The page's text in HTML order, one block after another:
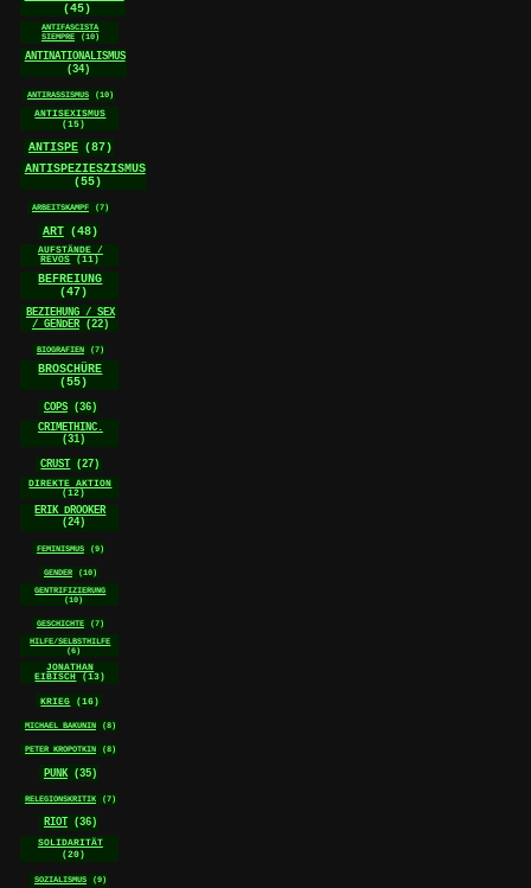
(45)
ANTIFASCISTA
SIEMPRE
(10)
ANTINATIONALISMUS
(34)
ANTIRASSISMUS (10)
ANTISEXISMUS
(15)
ANTISPE (87)
ANTISPEZIESZISMUS
(55)
ARBEITSKAMPF (7)
ART (48)
AUFSTÄNDE /
REVOS
(11)
BEFREIUNG
(47)
BEZIEHUNG / SEX
/ GENDER
(22)
BIOGRAFIEN (7)
BROSCHÜRE
(55)
COPS (36)
CRIMETHINC.
(31)
CRUST (27)
DIREKTE AKTION
(12)
ERIK DROOKER
(24)
FEMINISMUS (9)
GENDER
(10)
GENTRIFIZIERUNG
(10)
GESCHICHTE
(7)
HILFE/SELBSTHILFE
(6)
JONATHAN
EIBISCH
(13)
KRIEG (16)
MICHAEL BAKUNIN (8)
PETER KROPOTKIN (8)
PUNK (35)
RELEGIONSKRITIK (7)
RIOT (36)
SOLIDARITÄT
(20)
SOZIALISMUS (9)